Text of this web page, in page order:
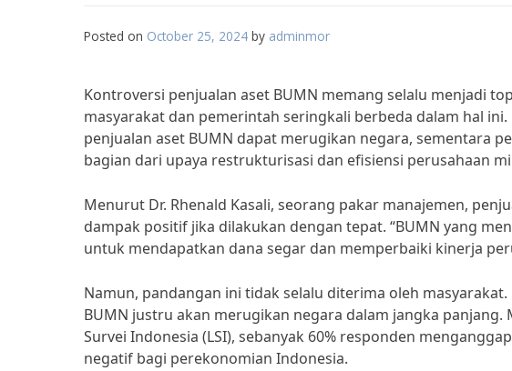
Posted on October 25, 2024 by adminmor
Kontroversi penjualan aset BUMN memang selalu menjadi
masyarakat dan pemerintah seringkali berbeda dalam hal
penjualan aset BUMN dapat merugikan negara, sementara
bagian dari upaya restrukturisasi dan efisiensi perusahaan
Menurut Dr. Rhenald Kasali, seorang pakar manajemen,
dampak positif jika dilakukan dengan tepat. “BUMN yang
untuk mendapatkan dana segar dan memperbaiki kinerja
Namun, pandangan ini tidak selalu diterima oleh
BUMN justru akan merugikan negara dalam jangka
Survei Indonesia (LSI), sebanyak 60% responden
negatif bagi perekonomian Indonesia.